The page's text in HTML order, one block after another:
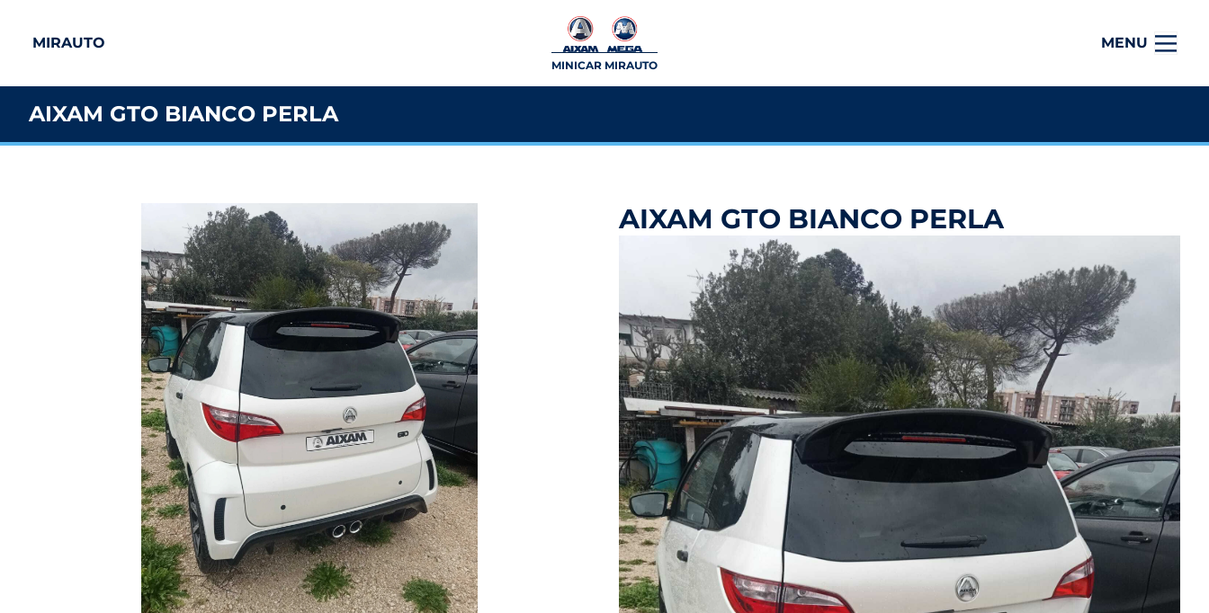
MIRAUTO
MINICAR MIRAUTO
MENU
AIXAM GTO BIANCO PERLA
AIXAM GTO BIANCO PERLA